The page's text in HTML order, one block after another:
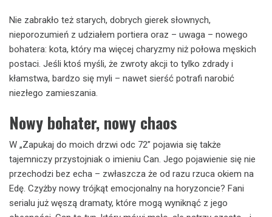
Nie zabrakło też starych, dobrych gierek słownych,
nieporozumień z udziałem portiera oraz – uwaga – nowego
bohatera: kota, który ma więcej charyzmy niż połowa męskich
postaci. Jeśli ktoś myśli, że zwroty akcji to tylko zdrady i
kłamstwa, bardzo się myli – nawet sierść potrafi narobić
niezłego zamieszania.
Nowy bohater, nowy chaos
W „Zapukaj do moich drzwi odc 72” pojawia się także
tajemniczy przystojniak o imieniu Can. Jego pojawienie się nie
przechodzi bez echa – zwłaszcza że od razu rzuca okiem na
Edę. Czyżby nowy trójkąt emocjonalny na horyzoncie? Fani
serialu już węszą dramaty, które mogą wyniknąć z jego